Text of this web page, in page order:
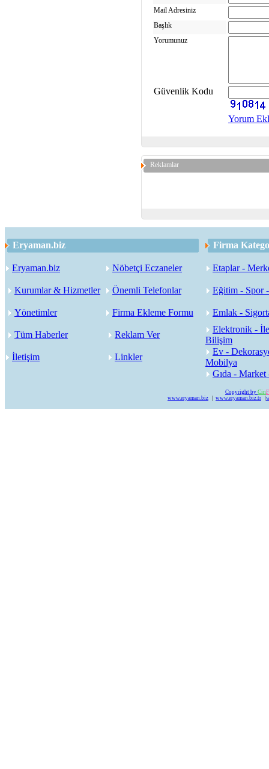
Mail Adresiniz
Başlık
Yorumunuz
Güvenlik Kodu
Yorum
Reklamlar
Eryaman.biz Firma
Eryaman.biz Nöbetçi Eczaneler Etaplar -
Kurumlar & Hizmetler Önemli Telefonlar Eğitim - Spor
Yönetimler Firma Ekleme Formu Emlak -
Tüm Haberler Reklam Ver
Elektronik -
Bilişim
İletişim
Linkler
Ev -
Mobilya
Gıda - Market
Copyright by Cin
www.eryaman.biz
www.eryaman.biz.tr